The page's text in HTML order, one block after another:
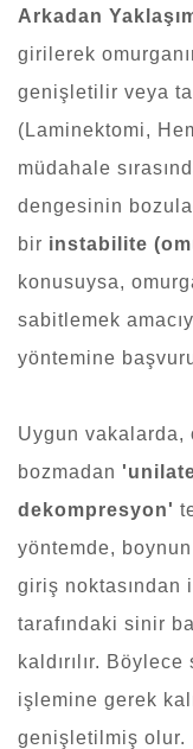
Arkadan
girilerek
genişletilir veya
(Laminektomi,
müdahale
dengesinin
bir instabilite
konusuysa,
sabitlemek
yöntemine
Uygun vakalarda,
bozmadan
dekompresyon'
yöntemde,
giriş noktasından
tarafındaki sinir
kaldırılır.
işlemine gerek
genişletilmiş olur.